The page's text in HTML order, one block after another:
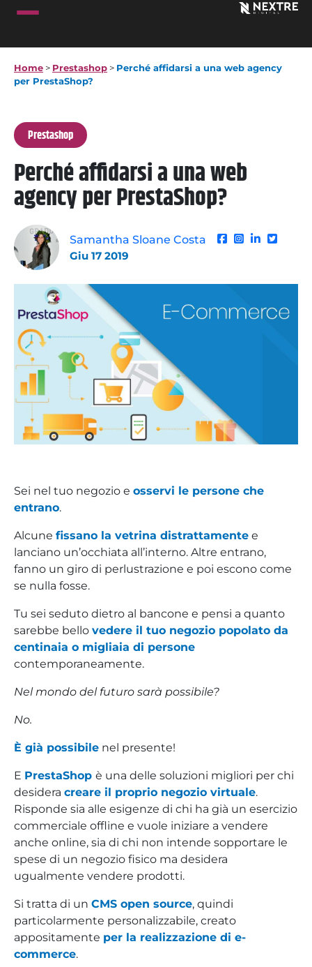
Home > Prestashop > Perché affidarsi a una web agency
per PrestaShop?
Prestashop
Perché affidarsi a una web
agency per PrestaShop?
Samantha Sloane Costa
Giu 17 2019
Sei nel tuo negozio e osservi le persone che
entrano.
Alcune fissano la vetrina distrattamente e
lanciano un’occhiata all’interno. Altre entrano,
fanno un giro di perlustrazione e poi escono come
se nulla fosse.
Tu sei seduto dietro al bancone e pensi a quanto
sarebbe bello vedere il tuo negozio popolato da
centinaia o migliaia di persone
contemporaneamente.
Nel mondo del futuro sarà possibile?
No.
È già possibile nel presente!
E PrestaShop è una delle soluzioni migliori per chi
desidera creare il proprio negozio virtuale.
Risponde sia alle esigenze di chi ha già un esercizio
commerciale offline e vuole iniziare a vendere
anche online, sia di chi non intende sopportare le
spese di un negozio fisico ma desidera
ugualmente vendere prodotti.
Si tratta di un CMS open source, quindi
particolarmente personalizzabile, creato
appositamente per la realizzazione di e-
commerce.